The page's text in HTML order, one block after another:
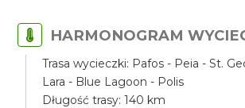
HARMONOGRAM
Trasa wycieczki: Pafos - Peia - St.
Lara - Blue Lagoon - Polis
Długość trasy: 140 km